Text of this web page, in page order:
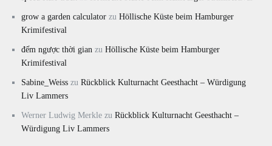
grow a garden calculator zu Höllische Küste beim Hamburger
Krimifestival
đếm ngược thời gian zu Höllische Küste beim Hamburger
Krimifestival
Sabine_Weiss zu Rückblick Kulturnacht Geesthacht – Würdigung
Liv Lammers
Werner Ludwig Merkle zu Rückblick Kulturnacht Geesthacht –
Würdigung Liv Lammers